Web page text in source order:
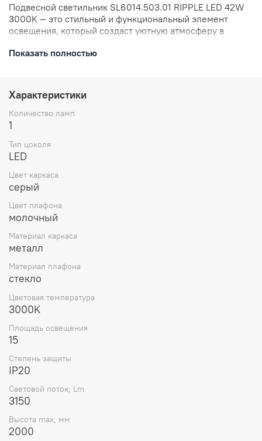
Подвесной светильник SL6014.503.01 RIPPLE LED 42W
3000K — это стильный и функциональный элемент
освещения, который создаст уютную атмосферу в
лампой мощностью 42 Вт и имеет тёплый белый свет с
только источником света, но и ярким акцентом в вашем
доме. Светильник SL6014.503.01 легко монтируется и
не требует специального обслуживания.
Показать полностью
Характеристики
Количество ламп
1
Тип цоколя
LED
Цвет каркаса
серый
Цвет плафона
молочный
Материал каркаса
металл
Материал плафона
стекло
Цветовая температура
3000K
Площадь освещения
15
Степень защиты
IP20
Световой поток, Lm
3150
Высота max, мм
2000